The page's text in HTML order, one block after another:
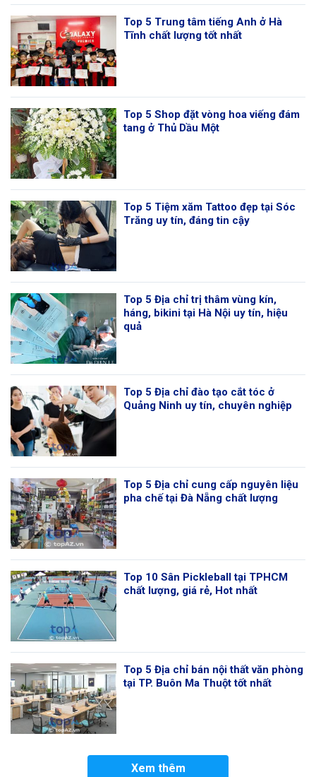
Top 5 Trung tâm tiếng Anh ở Hà
Tĩnh chất lượng tốt nhất
Top 5 Shop đặt vòng hoa viếng đám
tang ở Thủ Dầu Một
Top 5 Tiệm xăm Tattoo đẹp tại Sóc
Trăng uy tín, đáng tin cậy
Top 5 Địa chỉ trị thâm vùng kín,
háng, bikini tại Hà Nội uy tín, hiệu
quả
Top 5 Địa chỉ đào tạo cắt tóc ở
Quảng Ninh uy tín, chuyên nghiệp
Top 5 Địa chỉ cung cấp nguyên liệu
pha chế tại Đà Nẵng chất lượng
Top 10 Sân Pickleball tại TPHCM
chất lượng, giá rẻ, Hot nhất
Top 5 Địa chỉ bán nội thất văn phòng
tại TP. Buôn Ma Thuột tốt nhất
Xem thêm